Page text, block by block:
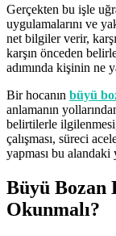
Gerçekten bu işle
uygulamalarını ve
net bilgiler verir,
karşın önceden
adımında kişinin ne
Bir hocanın büyü
anlamanın
belirtilerle ilgilenmesi,
çalışması, süreci
yapması bu
Büyü Bozan
Okunmalı?